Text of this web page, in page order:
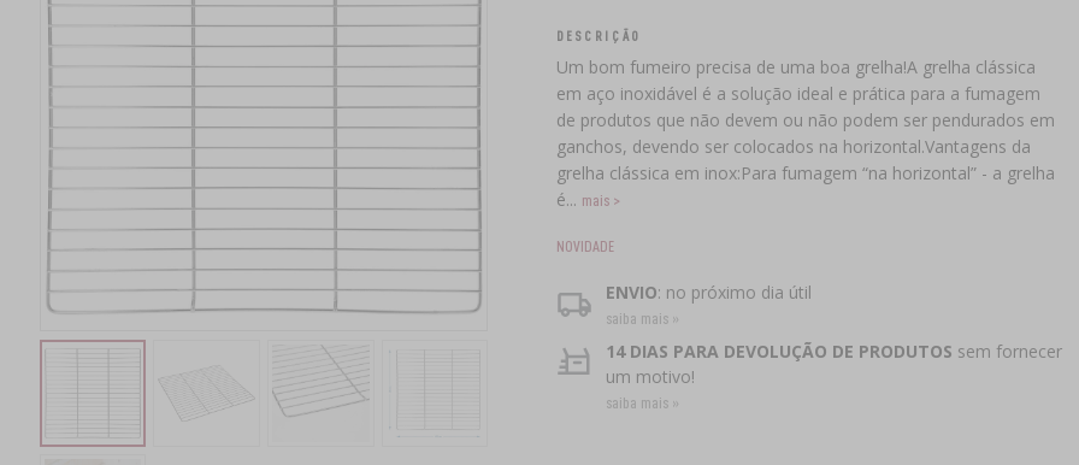
DESCRIÇÃO
Um bom fumeiro precisa de uma boa grelha!A grelha clássica
em aço inoxidável é a solução ideal e prática para a fumagem
de produtos que não devem ou não podem ser pendurados em
ganchos, devendo ser colocados na horizontal.Vantagens da
grelha clássica em inox:Para fumagem “na horizontal” - a grelha
é... mais >
NOVIDADE
ENVIO: no próximo dia útil
saiba mais »
14 DIAS PARA DEVOLUÇÃO DE PRODUTOS sem fornecer
um motivo!
saiba mais »